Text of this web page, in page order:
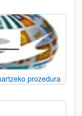
prozedura